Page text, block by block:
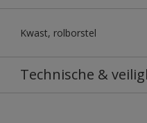
Kwast, rolborstel
Technische &